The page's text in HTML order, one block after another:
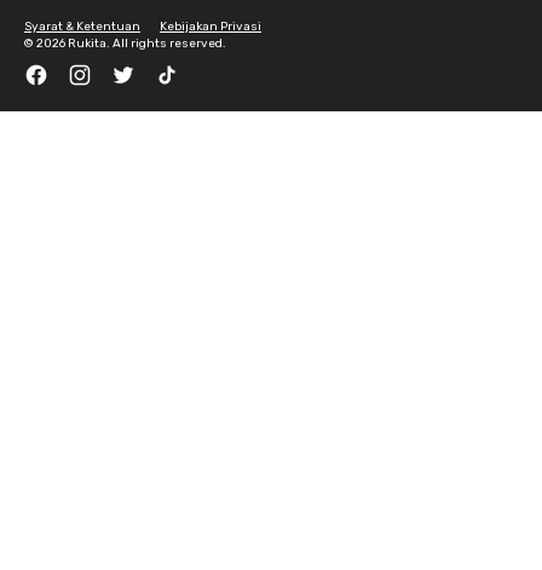
© 2026 Rukita. All rights reserved.
Syarat & Ketentuan Kebijakan Privasi
FacebookInstagramTwitter TikTok